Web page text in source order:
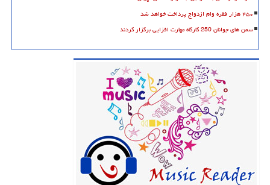
۴۵۰ هزار فقره وام ازدواج پرداخت خواهد شد
سمن های جوانان 250 کارگاه مهارت افزایی برگزار کردند